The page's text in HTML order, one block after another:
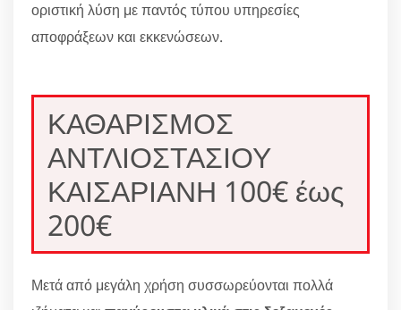
οριστική λύση με παντός τύπου υπηρεσίες
αποφράξεων και εκκενώσεων.
ΚΑΘΑΡΙΣΜΟΣ
ΑΝΤΛΙΟΣΤΑΣΙΟΥ
ΚΑΙΣΑΡΙΑΝΗ 100€ έως
200€
Μετά από μεγάλη χρήση συσσωρεύονται πολλά